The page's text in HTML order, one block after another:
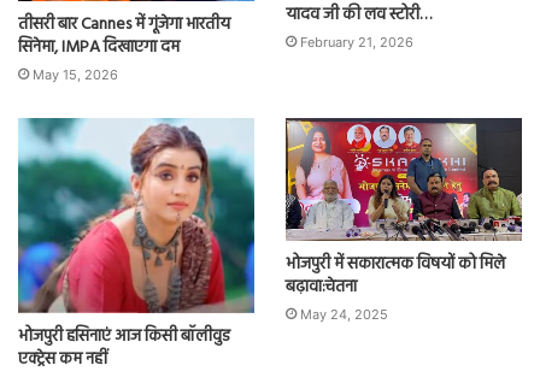
तीसरी बार Cannes में गूंजेगा भारतीय
सिनेमा, IMPA दिखाएगा दम
May 15, 2026
यादव जी की लव स्टोरी…
February 21, 2026
भोजपुरी हसिनाएं आज किसी बॉलीवुड
एक्ट्रेस कम नहीं
भोजपुरी में सकारात्मक विषयों को मिले
बढ़ावा:चेतना
May 24, 2025